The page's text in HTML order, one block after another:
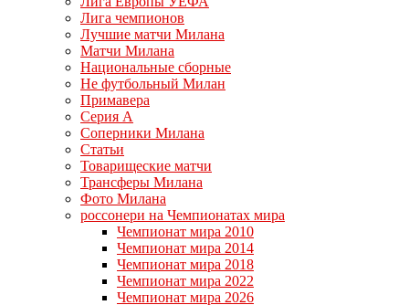
Лига чемпионов
Лучшие матчи Милана
Матчи Милана
Национальные сборные
Не футбольный Милан
Примавера
Серия А
Соперники Милана
Статьи
Товарищеские матчи
Трансферы Милана
Фото Милана
россонери на Чемпионатах мира
Чемпионат мира 2010
Чемпионат мира 2014
Чемпионат мира 2018
Чемпионат мира 2022
Чемпионат мира 2026